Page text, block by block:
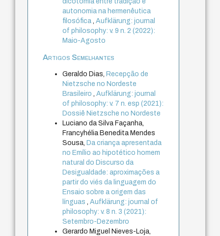
autonomia na hermenêutica
filosófica,Aufklärung: journal
of philosophy: v. 9 n. 2 (2022):
Maio-Agosto
Artigos Semelhantes
Geraldo Dias, Recepção de
Nietzsche no Nordeste
Brasileiro,Aufklärung: journal
of philosophy: v. 7 n. esp (2021):
Dossiê Nietzsche no Nordeste
Luciano da Silva Façanha,
Francyhélia Benedita Mendes
Sousa, Da criança apresentada
no Emílio ao hipotético homem
natural do Discurso da
Desigualdade: aproximações a
partir do viés da linguagem do
Ensaio sobre a origem das
línguas,Aufklärung: journal of
philosophy: v. 8 n. 3 (2021):
Setembro-Dezembro
Gerardo Miguel Nieves-Loja,